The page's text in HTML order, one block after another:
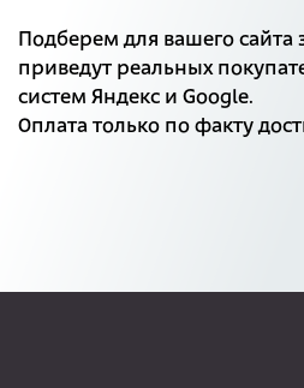
Подберем для вашего
приведут реальных
систем Яндекс и Google.
Оплата только по факту